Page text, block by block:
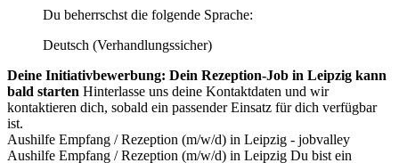
Du beherrschst die folgende Sprache:
Deutsch (Verhandlungssicher)
Deine Initiativbewerbung: Dein Rezeption-Job in Leipzig kann
bald starten Hinterlasse uns deine Kontaktdaten und wir
kontaktieren dich, sobald ein passender Einsatz für dich verfügbar
ist.
Aushilfe Empfang / Rezeption (m/w/d) in Leipzig - jobvalley
Aushilfe Empfang / Rezeption (m/w/d) in Leipzig Du bist ein